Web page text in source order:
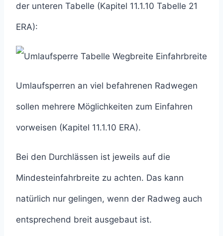
der unteren Tabelle (Kapitel 11.1.10 Tabelle 21
ERA):
Umlaufsperren an viel befahrenen Radwegen
sollen mehrere Möglichkeiten zum Einfahren
vorweisen (Kapitel 11.1.10 ERA).
Bei den Durchlässen ist jeweils auf die
Mindesteinfahrbreite zu achten. Das kann
natürlich nur gelingen, wenn der Radweg auch
entsprechend breit ausgebaut ist.